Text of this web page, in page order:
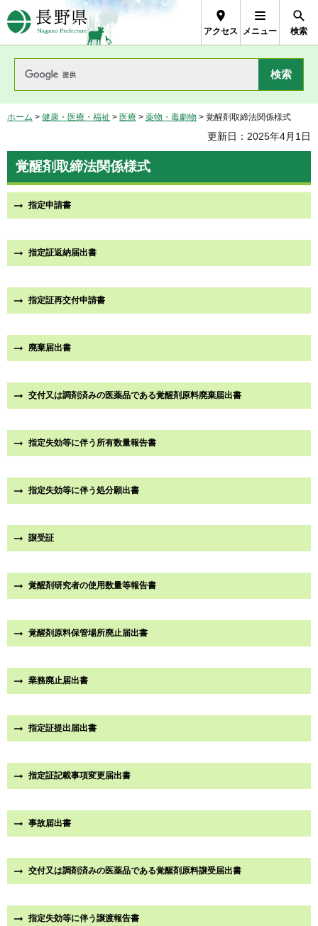
長野県Nagano Prefecture
アクセス メニュー 検索
ホーム > 健康・医療・福祉 > 医療 > 薬物・毒劇物 > 覚醒剤取締法関係様式
更新日：2025年4月1日
覚醒剤取締法関係様式
指定申請書
指定証返納届出書
指定証再交付申請書
廃棄届出書
交付又は調剤済みの医薬品である覚醒剤原料廃棄届出書
指定失効等に伴う所有数量報告書
指定失効等に伴う処分願出書
譲受証
覚醒剤研究者の使用数量等報告書
覚醒剤原料保管場所廃止届出書
業務廃止届出書
指定証提出届出書
指定証記載事項変更届出書
事故届出書
交付又は調剤済みの医薬品である覚醒剤原料譲受届出書
指定失効等に伴う譲渡報告書